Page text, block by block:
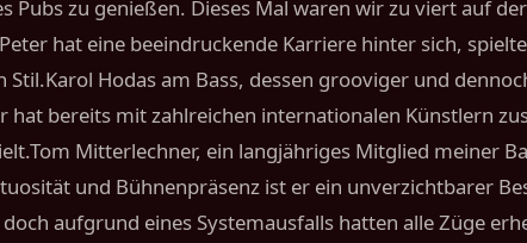
zu genießen. Dieses Mal waren wir zu viert auf
hat eine beeindruckende Karriere hinter sich,
Hodas am Bass, dessen grooviger und
hat bereits mit zahlreichen internationalen Künstlern
Mitterlechner, ein langjähriges Mitglied meiner
und Bühnenpräsenz ist er ein unverzichtbarer
aufgrund eines Systemausfalls hatten alle Züge